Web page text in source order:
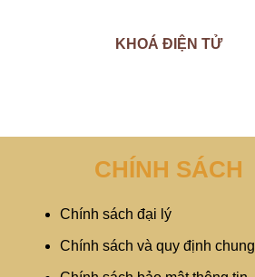
KHOÁ ĐIỆN TỬ
CHÍNH SÁCH
Chính sách đại lý
Chính sách và quy định chung